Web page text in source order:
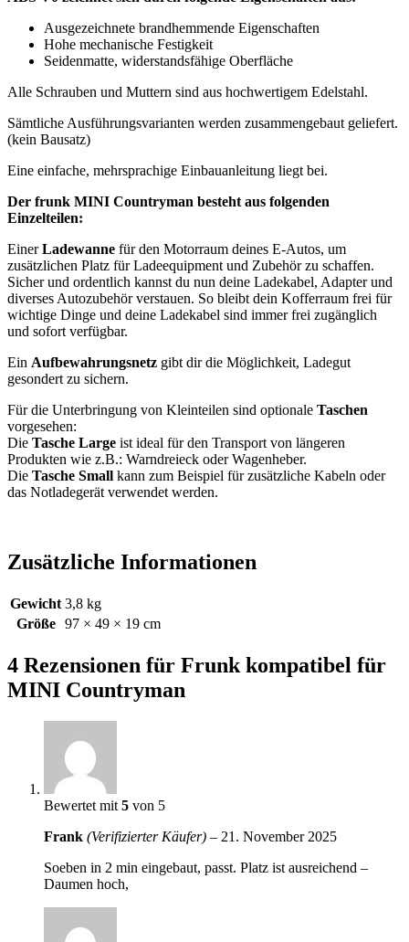
Ausgezeichnete brandhemmende Eigenschaften
Hohe mechanische Festigkeit
Seidenmatte, widerstandsfähige Oberfläche
Alle Schrauben und Muttern sind aus hochwertigem Edelstahl.
Sämtliche Ausführungsvarianten werden zusammengebaut geliefert.
(kein Bausatz)
Eine einfache, mehrsprachige Einbauanleitung liegt bei.
Der frunk MINI Countryman besteht aus folgenden
Einzelteilen:
EinerLadewanne für den Motorraum deines E-Autos, um
zusätzlichen Platz für Ladeequipment und Zubehör zu schaffen.
Sicher und ordentlich kannst du nun deine Ladekabel, Adapter und
diverses Autozubehör verstauen. So bleibt dein Kofferraum frei für
wichtige Dinge und deine Ladekabel sind immer frei zugänglich
und sofort verfügbar.
Ein Aufbewahrungsnetz gibt dir die Möglichkeit, Ladegut
gesondert zu sichern.
Für die Unterbringung von Kleinteilen sind optionale Taschen
vorgesehen:
Die Tasche Large ist ideal für den Transport von längeren
Produkten wie z.B.: Warndreieck oder Wagenheber.
Die Tasche Small kann zum Beispiel für zusätzliche Kabeln oder
das Notladegerät verwendet werden.
Zusätzliche Informationen
Gewicht 3,8 kg
Größe
97 × 49 × 19 cm
4 Rezensionen für Frunk kompatibel für
MINI Countryman
Bewertet mit 5 von 5
Frank (Verifizierter Käufer) – 21. November 2025
Soeben in 2 min eingebaut, passt. Platz ist ausreichend –
Daumen hoch,